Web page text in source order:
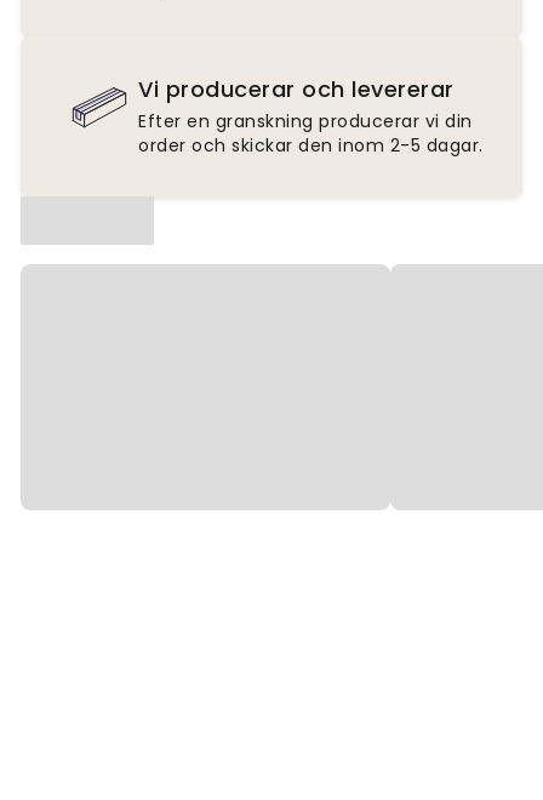
Vi producerar och levererar
Efter en granskning producerar vi din
order och skickar den inom 2-5 dagar.